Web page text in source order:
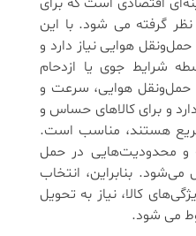
گرفته می شود. با این
هوایی نیاز دارد و
شرایط جوی یا ازدحام
حمل‌ونقل هوایی، سرعت و
و برای کالاهای حساس و
هستند، مناسب است.
و محدودیت‌هایی در حمل
بنابراین، انتخاب
کالا، نیاز به تحویل
می شود.